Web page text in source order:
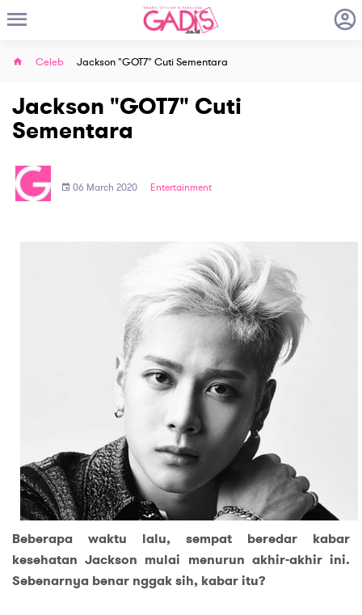
Celeb Jackson "GOT7" Cuti Sementara
Jackson "GOT7" Cuti
Sementara
06 March 2020 Entertainment
Beberapa waktu lalu, sempat beredar kabar
kesehatan Jackson mulai menurun akhir-akhir ini.
Sebenarnya benar nggak sih, kabar itu?